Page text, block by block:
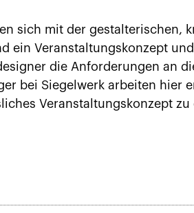
sich mit der
ein Veranstaltungskonzept
die Anforderungen an
bei Siegelwerk arbeiten hier
Veranstaltungskonzept zu